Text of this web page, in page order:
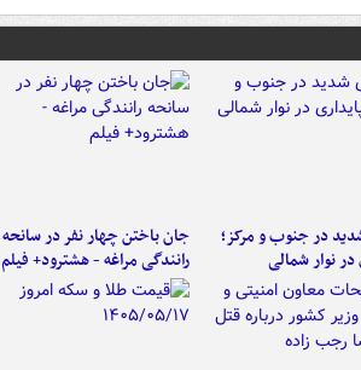
در جنوب و مرکز؛
در نوار شمالی
جان باختن چهار نفر در سانحه
رانندگی مراغه - هشترود+ فیلم